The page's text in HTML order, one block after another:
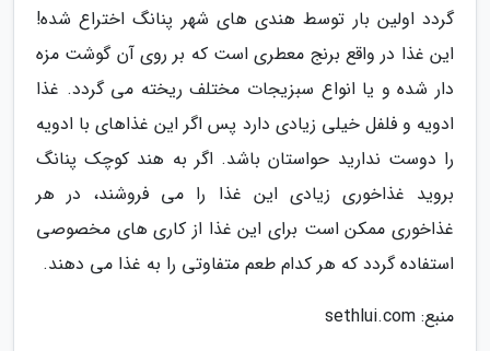
گردد اولین بار توسط هندی های شهر پنانگ اختراع شده!
این غذا در واقع برنج معطری است که بر روی آن گوشت مزه
دار شده و یا انواع سبزیجات مختلف ریخته می گردد. غذا
ادویه و فلفل خیلی زیادی دارد پس اگر این غذاهای با ادویه
را دوست ندارید حواستان باشد. اگر به هند کوچک پنانگ
بروید غذاخوری زیادی این غذا را می فروشند، در هر
غذاخوری ممکن است برای این غذا از کاری های مخصوصی
استفاده گردد که هر کدام طعم متفاوتی را به غذا می دهند.
منبع: sethlui.com